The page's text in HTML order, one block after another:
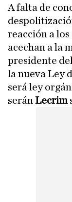
A falta de
reacción a
acechan a la
presidente
la nueva Ley
será ley
serán Lecrim